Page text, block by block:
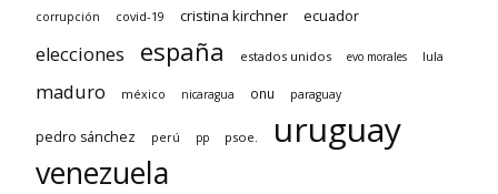
corrupción covid-19 cristina kirchner ecuador
elecciones españa estados unidos evo morales lula
maduro méxico nicaragua onu paraguay
pedro sánchez perú pp psoe. uruguay
venezuela